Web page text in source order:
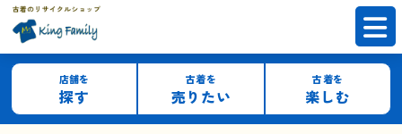
店舗を
探す
古着を
売りたい
古着を
楽しむ